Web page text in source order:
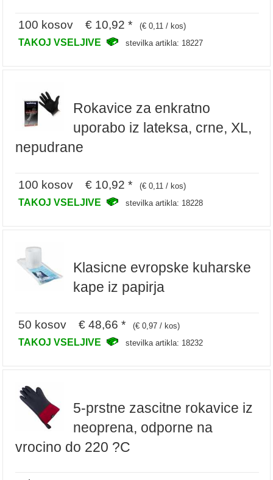
100 kosov € 10,92 * (€ 0,11 / kos)
TAKOJ VSELJIVE stevilka artikla: 18227
Rokavice za enkratno
uporabo iz lateksa, crne, XL,
nepudrane
100 kosov € 10,92 * (€ 0,11 / kos)
TAKOJ VSELJIVE stevilka artikla: 18228
Klasicne evropske kuharske
kape iz papirja
50 kosov € 48,66 * (€ 0,97 / kos)
TAKOJ VSELJIVE stevilka artikla: 18232
5-prstne zascitne rokavice iz
neoprena, odporne na
vrocino do 220 ?C